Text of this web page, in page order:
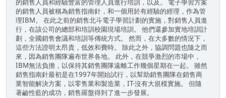
的銷售人員和經驗豐富的管理人員進行培訓，以及。 電子學習方案
的銷售人員被稱為銷售指南針，和一個用於有經驗的經理，作為管
理IBM。 在此之前的銷售北斗電子學習計劃的實施，對銷售人員進
行，在該公司的總部和培訓校園現場培訓。 他們還參加實地培訓計
劃，全國銷售會議和培訓等傳統方式。 然而，在大多數的情況下，
這些方法證明太昂貴，低效和費時。 除此之外，協調問題也隨之而
來，因為銷售團隊遍布世界各地。 此外，在競爭激烈的市場中，
IBM無法負擔，以保持其銷售團隊遠離工作幾個星期在一起。 雖然
銷售指南針最初是在1997年開始試行，以幫助銷售團隊在銷售商
業智能解決方案，以零售業和製造業，IT-沒有大規模實施。 但隨
著鹼性藍的成功，銷售羅盤得到了進一步發展。